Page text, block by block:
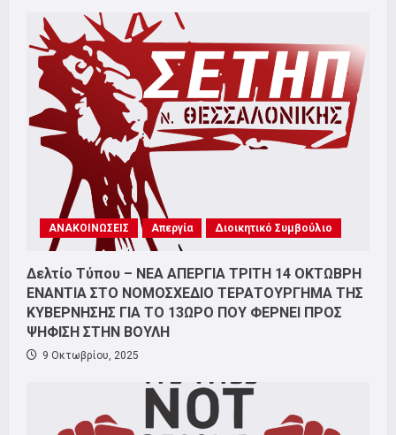
ΑΝΑΚΟΙΝΩΣΕΙΣ Απεργία Διοικητικό Συμβούλιο
Δελτίο Τύπου – ΝΕΑ ΑΠΕΡΓΙΑ ΤΡΙΤΗ 14 ΟΚΤΩΒΡΗ
ΕΝΑΝΤΙΑ ΣΤΟ ΝΟΜΟΣΧΕΔΙΟ ΤΕΡΑΤΟΥΡΓΗΜΑ ΤΗΣ
ΚΥΒΕΡΝΗΣΗΣ ΓΙΑ ΤΟ 13ΩΡΟ ΠΟΥ ΦΕΡΝΕΙ ΠΡΟΣ
ΨΗΦΙΣΗ ΣΤΗΝ ΒΟΥΛΗ
9 Οκτωβρίου, 2025